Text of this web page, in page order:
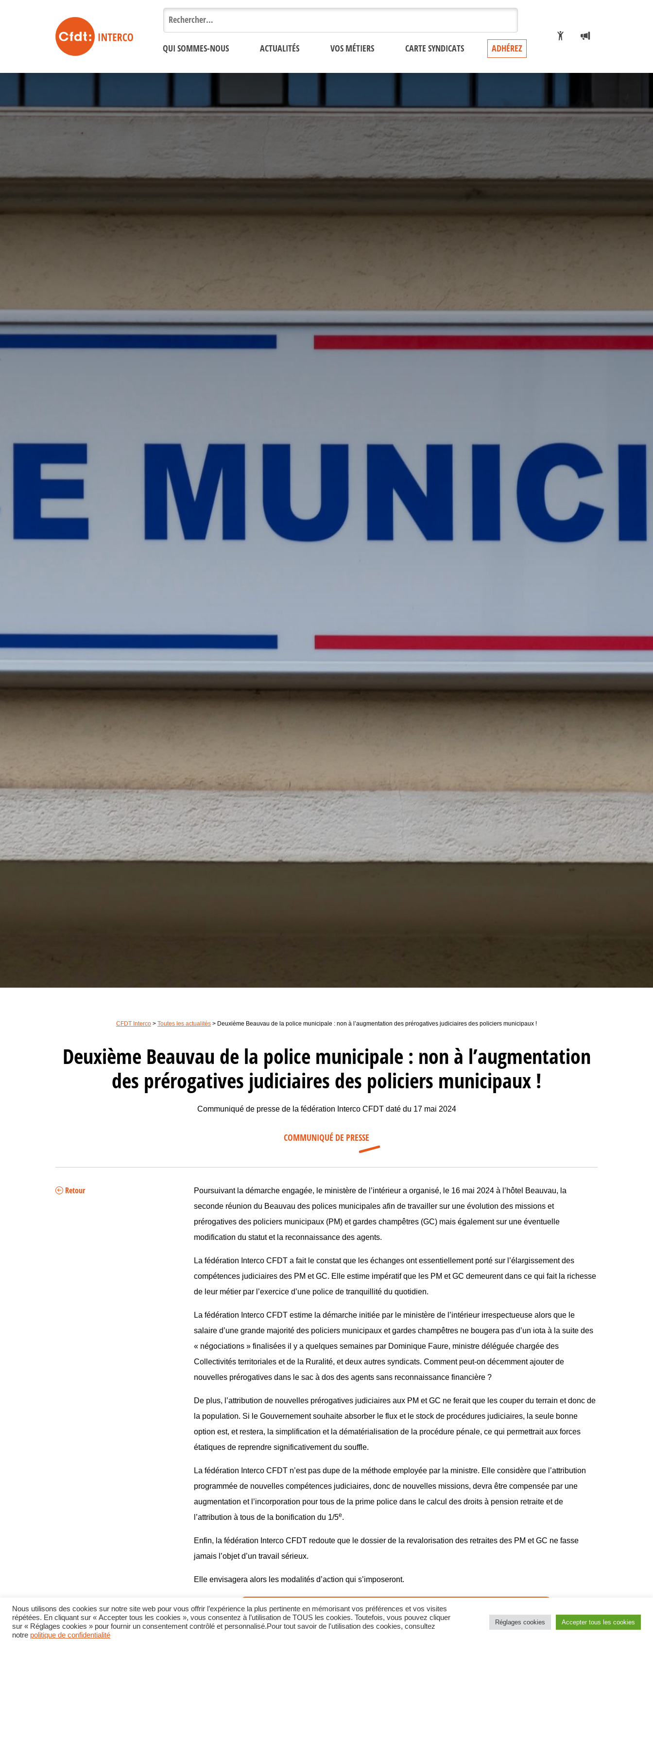
Rechercher :
QUI SOMMES-NOUS ACTUALITÉS VOS MÉTIERS CARTE SYNDICATS ADHÉREZ
CFDT Interco > Toutes les actualités > Deuxième Beauvau de la police municipale : non à l’augmentation des prérogatives judiciaires des policiers municipaux !
Deuxième Beauvau de la police municipale : non à l’augmentation
des prérogatives judiciaires des policiers municipaux !
Communiqué de presse de la fédération Interco CFDT daté du 17 mai 2024
COMMUNIQUÉ DE PRESSE
Retour
Poursuivant la démarche engagée, le ministère de l’intérieur a organisé, le 16 mai 2024 à l’hôtel Beauvau, la
seconde réunion du Beauvau des polices municipales afin de travailler sur une évolution des missions et
prérogatives des policiers municipaux (PM) et gardes champêtres (GC) mais également sur une éventuelle
modification du statut et la reconnaissance des agents.
La fédération Interco CFDT a fait le constat que les échanges ont essentiellement porté sur l’élargissement des
compétences judiciaires des PM et GC. Elle estime impératif que les PM et GC demeurent dans ce qui fait la richesse
de leur métier par l’exercice d’une police de tranquillité du quotidien.
La fédération Interco CFDT estime la démarche initiée par le ministère de l’intérieur irrespectueuse alors que le
salaire d’une grande majorité des policiers municipaux et gardes champêtres ne bougera pas d’un iota à la suite des
« négociations » finalisées il y a quelques semaines par Dominique Faure, ministre déléguée chargée des
Collectivités territoriales et de la Ruralité, et deux autres syndicats. Comment peut-on décemment ajouter de
nouvelles prérogatives dans le sac à dos des agents sans reconnaissance financière ?
De plus, l’attribution de nouvelles prérogatives judiciaires aux PM et GC ne ferait que les couper du terrain et donc de
la population. Si le Gouvernement souhaite absorber le flux et le stock de procédures judiciaires, la seule bonne
option est, et restera, la simplification et la dématérialisation de la procédure pénale, ce qui permettrait aux forces
étatiques de reprendre significativement du souffle.
La fédération Interco CFDT n’est pas dupe de la méthode employée par la ministre. Elle considère que l’attribution
programmée de nouvelles compétences judiciaires, donc de nouvelles missions, devra être compensée par une
augmentation et l’incorporation pour tous de la prime police dans le calcul des droits à pension retraite et de
l’attribution à tous de la bonification du 1/5e.
Enfin, la fédération Interco CFDT redoute que le dossier de la revalorisation des retraites des PM et GC ne fasse
jamais l’objet d’un travail sérieux.
Elle envisagera alors les modalités d’action qui s’imposeront.
Communiqué de presse Interco CFDT – 2e Beauvau PM – 17 mai 2024
Nous utilisons des cookies sur notre site web pour vous offrir l’expérience la plus pertinente en mémorisant vos préférences et vos visites
répétées. En cliquant sur « Accepter tous les cookies », vous consentez à l’utilisation de TOUS les cookies. Toutefois, vous pouvez cliquer
sur « Réglages cookies » pour fournir un consentement contrôlé et personnalisé.Pour tout savoir de l'utilisation des cookies, consultez
notre politique de confidentialité
Réglages cookies Accepter tous les cookies